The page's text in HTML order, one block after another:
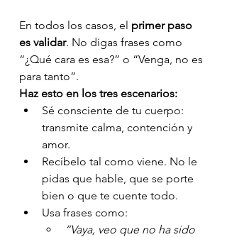
En todos los casos, el primer paso
es validar. No digas frases como
“¿Qué cara es esa?” o “Venga, no es
para tanto”.
Haz esto en los tres escenarios:
Sé consciente de tu cuerpo:
transmite calma, contención y
amor.
Recíbelo tal como viene. No le
pidas que hable, que se porte
bien o que te cuente todo.
Usa frases como:
“Vaya, veo que no ha sido